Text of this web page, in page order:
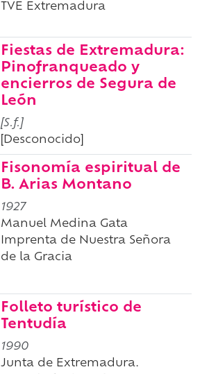
TVE Extremadura
Fiestas de Extremadura:
Pinofranqueado y
encierros de Segura de
León
[S.f.]
[Desconocido]
Fisonomía espiritual de
B. Arias Montano
1927
Manuel Medina Gata
Imprenta de Nuestra Señora
de la Gracia
Folleto turístico de
Tentudía
1990
Junta de Extremadura.